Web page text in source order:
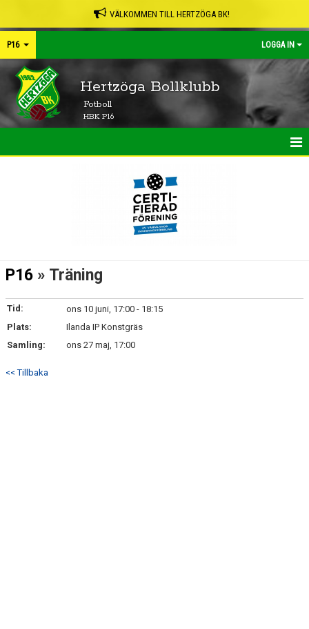
VÄLKOMMEN TILL HERTZÖGA BK!
P16 LOGGA IN
Hertzöga Bollklubb
Fotboll
HBK P16
DOKUMENT
KONTAKT
P16 » Träning
Tid:
ons 10 juni, 17:00 - 18:15
Plats:
Ilanda IP Konstgräs
Samling:
ons 27 maj, 17:00
<< Tillbaka